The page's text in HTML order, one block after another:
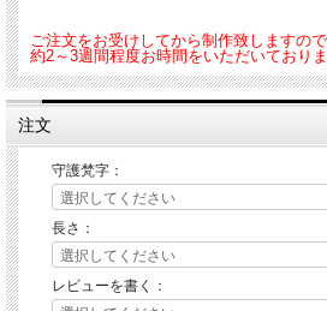
ご注文をお受けしてから制作致しますの
約2～3週間程度お時間をいただいておりま
注文
守護梵字：
長さ：
レビューを書く：